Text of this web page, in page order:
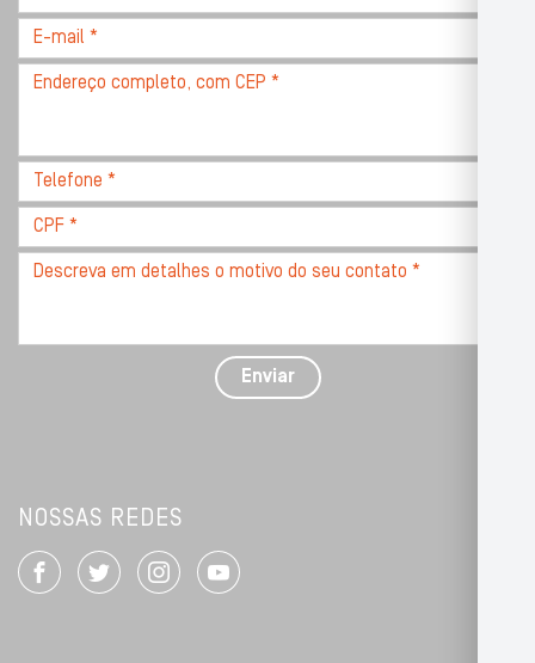
*
E-
mail
Endereço
CEP
Telefone
*
CPF
*
Descreva
com
Enviar
NOSSAS REDES